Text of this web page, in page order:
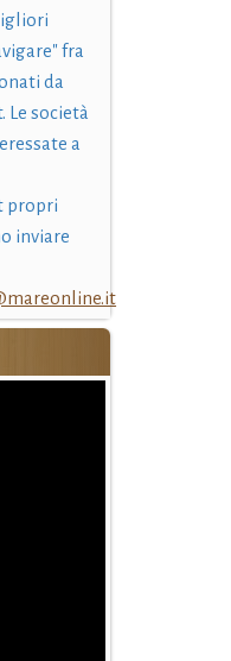
fra
da
Le società
a
propri
inviare